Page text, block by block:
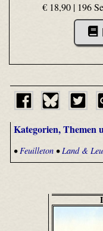
€ 18,90 | 196
Kategorien, Themen
•Feuilleton•Land &